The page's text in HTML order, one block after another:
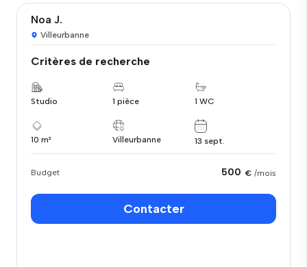
Noa J.
Villeurbanne
Critères de recherche
Studio 1 pièce 1 WC
10 m² Villeurbanne 13 sept.
Budget 500 € /mois
Contacter